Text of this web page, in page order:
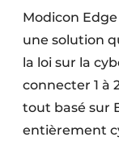
Modicon
une solution
la loi sur la
connecter 1 à
tout basé sur
entièrement